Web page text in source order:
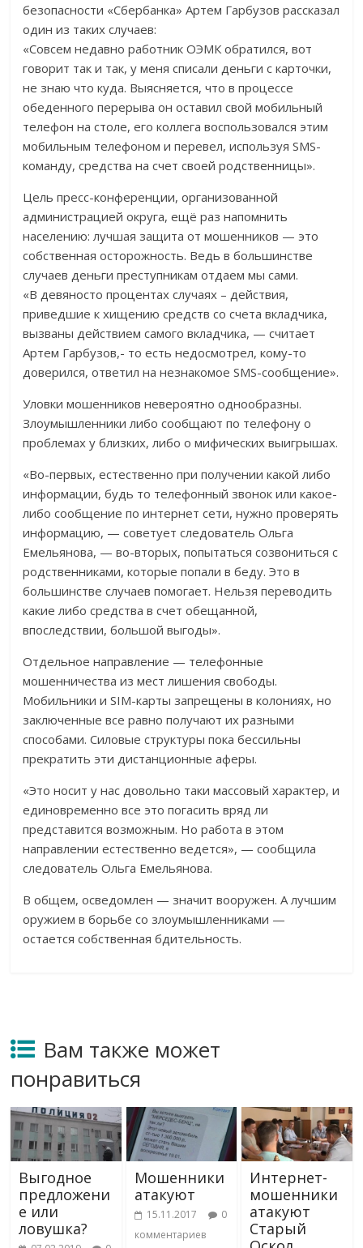
безопасности «Сбербанка» Артем Гарбузов рассказал
один из таких случаев:
«Совсем недавно работник ОЭМК обратился, вот
говорит так и так, у меня списали деньги с карточки,
не знаю что куда. Выясняется, что в процессе
обеденного перерыва он оставил свой мобильный
телефон на столе, его коллега воспользовался этим
мобильным телефоном и перевел, используя SMS-
команду, средства на счет своей родственницы».
Цель пресс-конференции, организованной
администрацией округа, ещё раз напомнить
населению: лучшая защита от мошенников — это
собственная осторожность. Ведь в большинстве
случаев деньги преступникам отдаем мы сами.
«В девяносто процентах случаях – действия,
приведшие к хищению средств со счета вкладчика,
вызваны действием самого вкладчика, — считает
Артем Гарбузов,- то есть недосмотрел, кому-то
доверился, ответил на незнакомое SMS-сообщение».
Уловки мошенников невероятно однообразны.
Злоумышленники либо сообщают по телефону о
проблемах у близких, либо о мифических выигрышах.
«Во-первых, естественно при получении какой либо
информации, будь то телефонный звонок или какое-
либо сообщение по интернет сети, нужно проверять
информацию, — советует следователь Ольга
Емельянова, — во-вторых, попытаться созвониться с
родственниками, которые попали в беду. Это в
большинстве случаев помогает. Нельзя переводить
какие либо средства в счет обещанной,
впоследствии, большой выгоды».
Отдельное направление — телефонные
мошенничества из мест лишения свободы.
Мобильники и SIM-карты запрещены в колониях, но
заключенные все равно получают их разными
способами. Силовые структуры пока бессильны
прекратить эти дистанционные аферы.
«Это носит у нас довольно таки массовый характер, и
единовременно все это погасить вряд ли
представится возможным. Но работа в этом
направлении естественно ведется», — сообщила
следователь Ольга Емельянова.
В общем, осведомлен — значит вооружен. А лучшим
оружием в борьбе со злоумышленниками —
остается собственная бдительность.
Вам также может
понравиться
Выгодное
предложени
е или
ловушка?
Мошенники
атакуют
15.11.2017
0
комментариев
Интернет-
мошенники
атакуют
Старый